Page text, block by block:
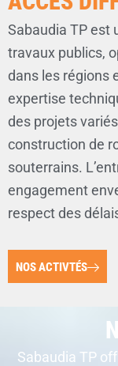
Sabaudia TP est
travaux publics,
dans les régions
expertise
des projets
construction de
souterrains.
engagement
respect des
NOS ACTIVTÉS
Sabaudia TP